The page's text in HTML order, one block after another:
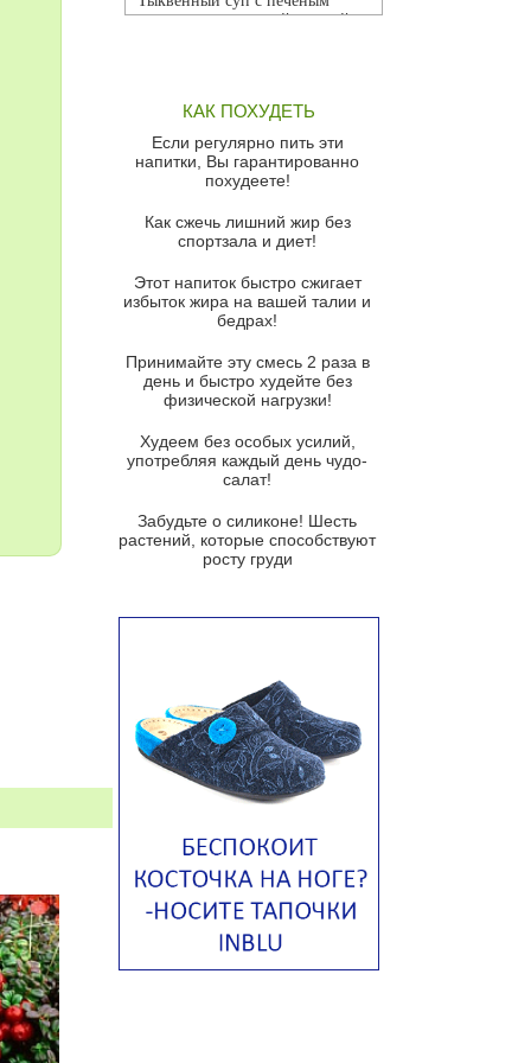
чесноком и томатной сальсой
красного перца
Парижский луковый суп
Суп из спаржи и горошка с
Суп-крем из цветной капусты
Французский луковый суп
Суп из баклажанов с моцареллой
Грибной крем-суп с кростини с
козьим сыром
Суп мисо с зеленым луком и
тофу
из рукколы
Португальский чесночный суп с
Ирландский картофельный суп
Суп из пастернака
Пряный морковный суп во время
зимних холодов
Американский суп из красной
фасоли с сальсой гуакамоле
Острый чечевичный суп с
кремом из петрушки
Суп с лапшой рамен в
КАК ПОХУДЕТЬ
Если регулярно пить эти
напитки, Вы гарантированно
похудеете!
Как сжечь лишний жир без
спортзала и диет!
Этот напиток быстро сжигает
избыток жира на вашей талии и
бедрах!
Принимайте эту смесь 2 раза в
день и быстро худейте без
физической нагрузки!
Худеем без особых усилий,
употребляя каждый день чудо-
салат!
Забудьте о силиконе! Шесть
растений, которые способствуют
росту груди